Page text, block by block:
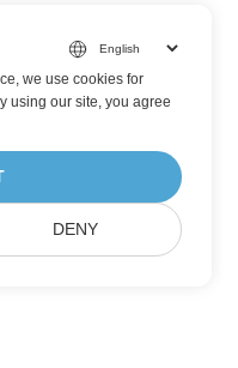
we use cookies for
using our site, you agree
DENY